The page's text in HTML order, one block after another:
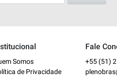
Somos
de Privacidade
Fale
+55 (51)